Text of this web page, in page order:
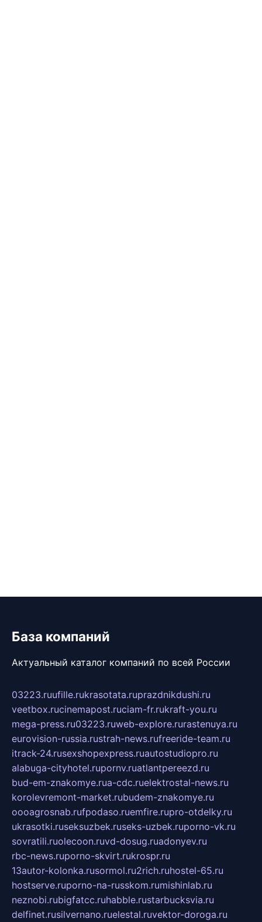
База компаний
Актуальный каталог компаний по всей России
03223.ruufille.rukrasotata.ruprazdnikdushi.ru
veetbox.rucinemapost.ruciam-fr.rukraft-you.ru
mega-press.ru03223.ruweb-explore.rurastenuya.ru
eurovision-russia.rustrah-news.rufreeride-team.ru
itrack-24.rusexshopexpress.ruautostudiopro.ru
alabuga-cityhotel.rupornv.ruatlantpereezd.ru
bud-em-znakomye.rua-cdc.ruelektrostal-news.ru
korolevremont-market.rubudem-znakomye.ru
oooagrosnab.rufpodaso.ruemfire.rupro-otdelky.ru
ukrasotki.ruseksuzbek.ruseks-uzbek.ruporno-vk.ru
sovratili.ruolecoon.ruvd-dosug.ruadonyev.ru
rbc-news.ruporno-skvirt.rukrospr.ru
13autor-kolonka.rusormol.ru2rich.ruhostel-65.ru
hostserve.ruporno-na-russkom.rumishinlab.ru
neznobi.rubigfatcc.ruhabble.rustarbucksvia.ru
delfinet.rusilvernano.ruelestal.ruvektor-doroga.ru